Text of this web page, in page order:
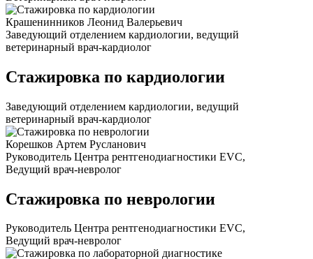
Крашенинников Леонид Валерьевич
Заведующий отделением кардиологии, ведущий
ветеринарный врач-кардиолог
Стажировка по кардиологии
Заведующий отделением кардиологии, ведущий
ветеринарный врач-кардиолог
Корешков Артем Русланович
Руководитель Центра рентгенодиагностики EVC,
Ведущий врач-невролог
Стажировка по неврологии
Руководитель Центра рентгенодиагностики EVC,
Ведущий врач-невролог